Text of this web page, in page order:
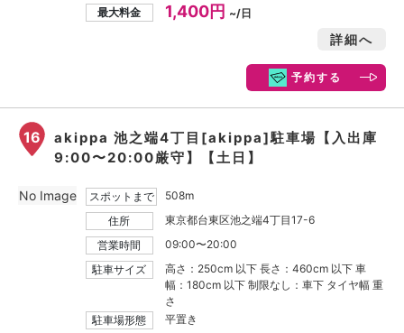
最大料金
1,400円 ~/日
詳細へ
予約する
16
akippa 池之端4丁目[akippa]駐車場【入出庫
9:00〜20:00厳守】【土日】
スポットまで
508m
住所
東京都台東区池之端4丁目17-6
営業時間
09:00〜20:00
駐車サイズ
高さ：250cm 以下 長さ：460cm 以下 車
幅：180cm 以下 制限なし：車下 タイヤ幅 重
さ
駐車場形態
平置き
No Image